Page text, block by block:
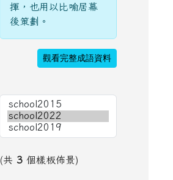
揮，也用以比喻居幕
後策劃。
觀看完整成語資料
(共 3 個樣板佈景)